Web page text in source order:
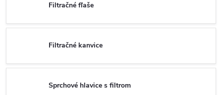
Filtračné fľaše
Filtračné kanvice
Sprchové hlavice s filtrom